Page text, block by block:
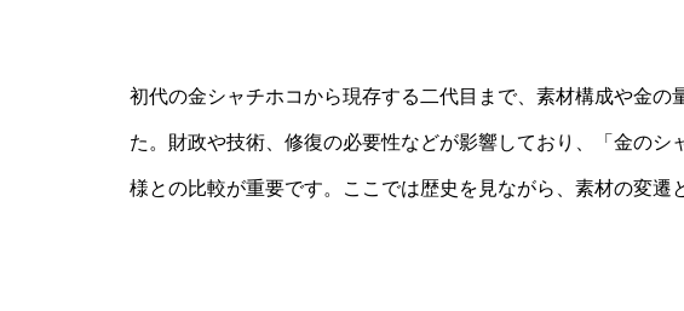
初代の金シャチホコから現存する二代目まで、素材構成や金の
た。財政や技術、修復の必要性などが影響しており、「金のシ
様との比較が重要です。ここでは歴史を見ながら、素材の変遷